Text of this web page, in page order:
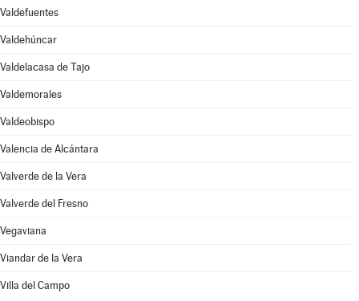
Valdefuentes
Valdehúncar
Valdelacasa de Tajo
Valdemorales
Valdeobispo
Valencia de Alcántara
Valverde de la Vera
Valverde del Fresno
Vegaviana
Viandar de la Vera
Villa del Campo